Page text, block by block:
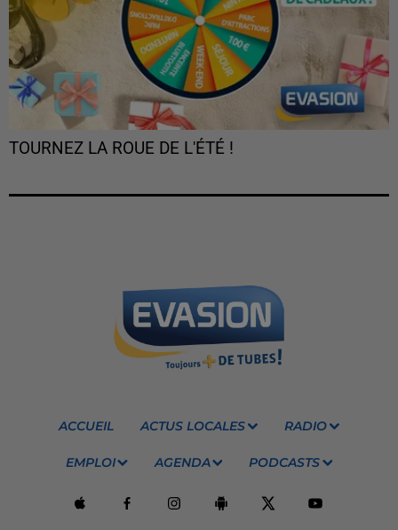
TOURNEZ LA ROUE DE L'ÉTÉ !
ACCUEIL ACTUS LOCALES RADIO
EMPLOI AGENDA PODCASTS